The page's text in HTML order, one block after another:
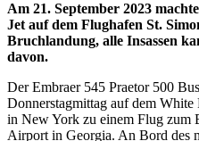
Am 21. September 2023
Jet auf dem Flughafen St.
Bruchlandung, alle Insassen
davon.
Der Embraer 545 Praetor 500
Donnerstagmittag auf dem
in New York zu einem Flug
Airport in Georgia. An Bord des